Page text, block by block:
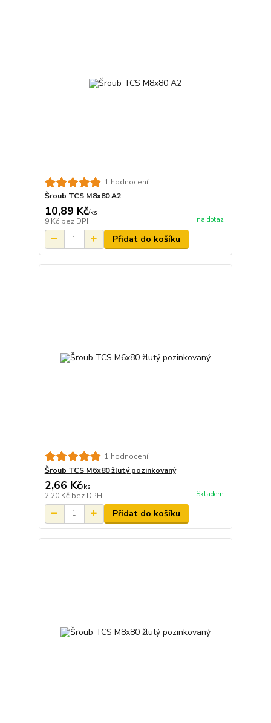
1 hodnocení
Šroub TCS M8x80 A2
10,89 Kč/ks
9 Kč bez DPH na dotaz
Přidat do košíku
1 hodnocení
Šroub TCS M6x80 žlutý pozinkovaný
2,66 Kč/ks
2,20 Kč bez DPH Skladem
Přidat do košíku